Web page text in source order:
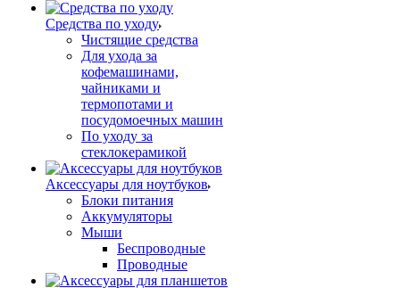
Средства по уходу
Чистящие средства
Для ухода за
кофемашинами,
чайниками и
термопотами и
посудомоечных машин
По уходу за
стеклокерамикой
Аксессуары для ноутбуков
Блоки питания
Аккумуляторы
Мыши
Беспроводные
Проводные